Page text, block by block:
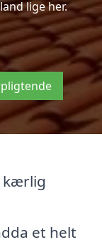
lige her.
kærlig
et helt